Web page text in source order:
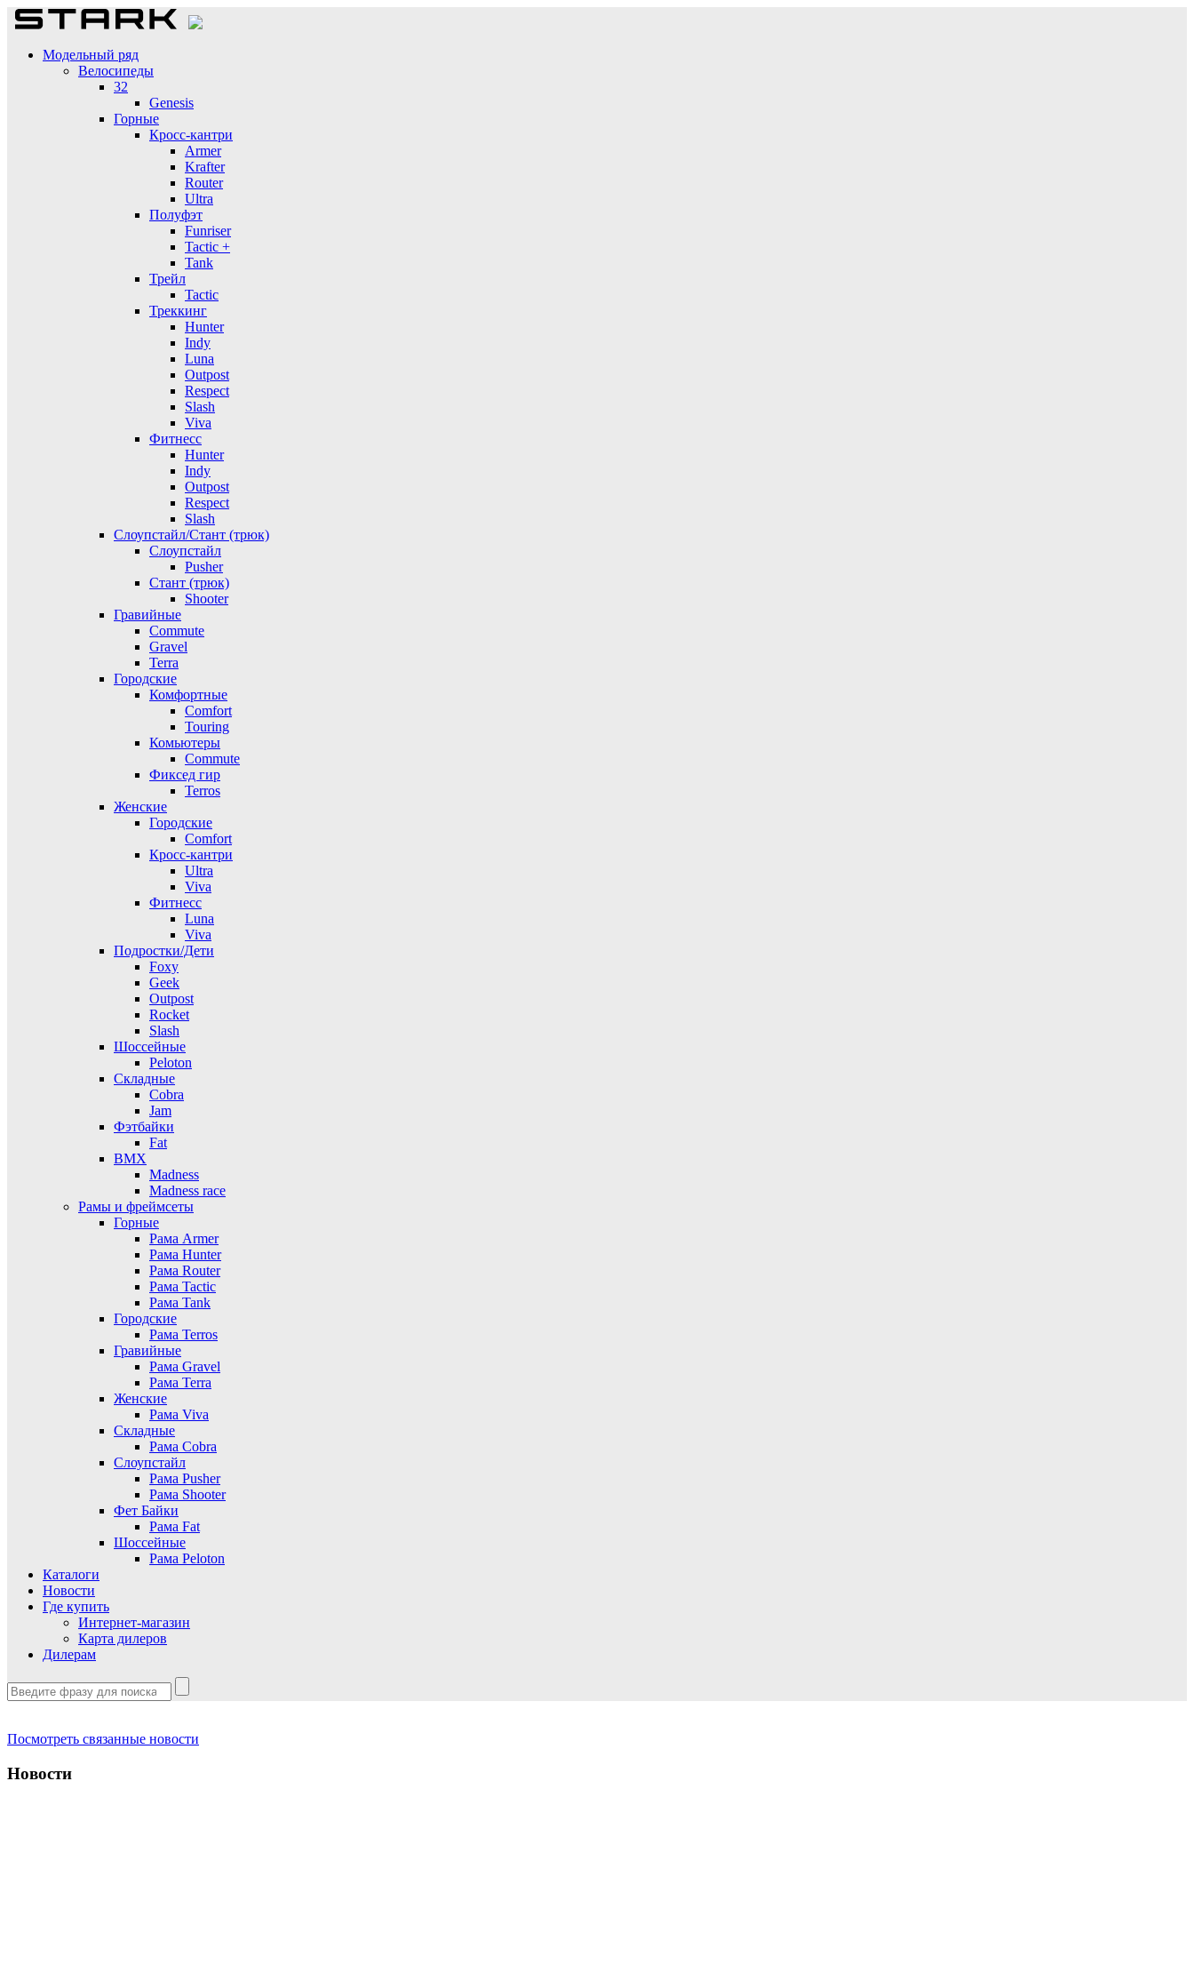
Модельный ряд
Велосипеды
32
Genesis
Горные
Кросс-кантри
Armer
Krafter
Router
Ultra
Полуфэт
Funriser
Tactic +
Tank
Трейл
Tactic
Треккинг
Hunter
Indy
Luna
Outpost
Respect
Slash
Viva
Фитнесс
Hunter
Indy
Outpost
Respect
Slash
Слоупстайл/Стант (трюк)
Слоупстайл
Pusher
Стант (трюк)
Shooter
Гравийные
Commute
Gravel
Terra
Городские
Комфортные
Comfort
Touring
Комьютеры
Commute
Фиксед гир
Terros
Женские
Городские
Comfort
Кросс-кантри
Ultra
Viva
Фитнесс
Luna
Viva
Подростки/Дети
Foxy
Geek
Outpost
Rocket
Slash
Шоссейные
Peloton
Складные
Cobra
Jam
Фэтбайки
Fat
BMX
Madness
Madness race
Рамы и фреймсеты
Горные
Рама Armer
Рама Hunter
Рама Router
Рама Tactic
Рама Tank
Городские
Рама Terros
Гравийные
Рама Gravel
Рама Terra
Женские
Рама Viva
Складные
Рама Cobra
Слоупстайл
Рама Pusher
Рама Shooter
Фет Байки
Рама Fat
Шоссейные
Рама Peloton
Каталоги
Новости
Где купить
Интернет-магазин
Карта дилеров
Дилерам
Посмотреть связанные новости
Новости